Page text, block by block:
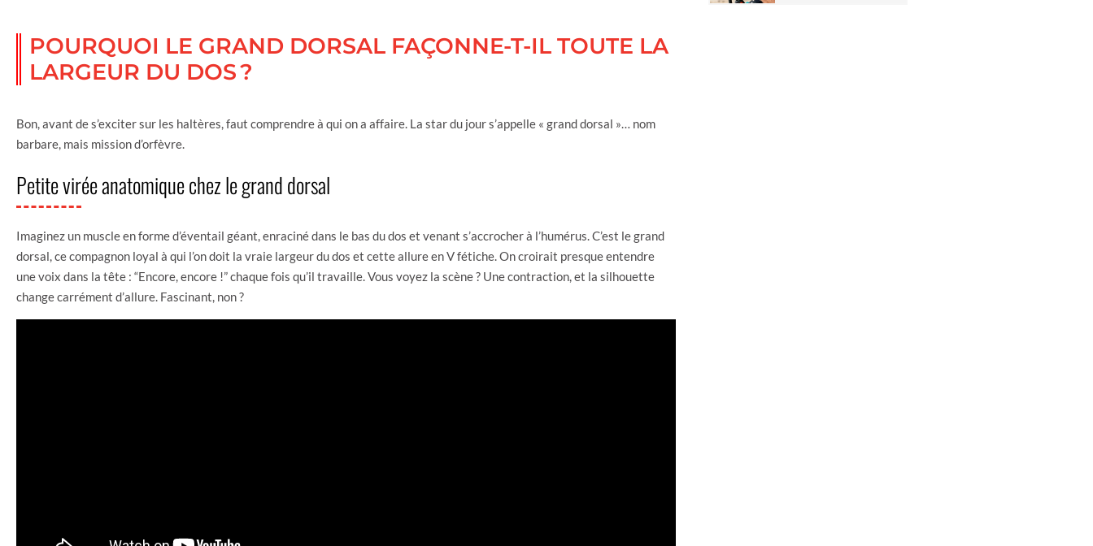
POURQUOI LE GRAND DORSAL FAÇONNE-T-IL TOUTE LA
LARGEUR DU DOS ?
Bon, avant de s’exciter sur les haltères, faut comprendre à qui on a affaire. La star du jour s’appelle « grand dorsal »… nom
barbare, mais mission d’orfèvre.
Petite virée anatomique chez le grand dorsal
Imaginez un muscle en forme d’éventail géant, enraciné dans le bas du dos et venant s’accrocher à l’humérus. C’est le grand
dorsal, ce compagnon loyal à qui l’on doit la vraie largeur du dos et cette allure en V fétiche. On croirait presque entendre
une voix dans la tête : “Encore, encore !” chaque fois qu’il travaille. Vous voyez la scène ? Une contraction, et la silhouette
change carrément d’allure. Fascinant, non ?